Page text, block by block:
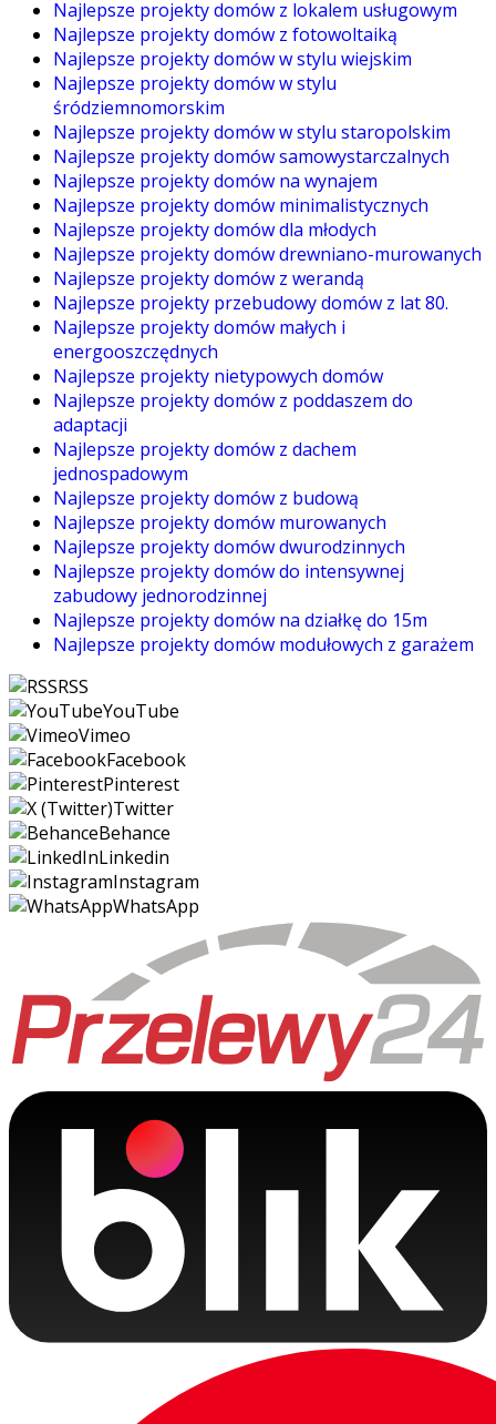
Najlepsze projekty domów z lokalem usługowym
Najlepsze projekty domów z fotowoltaiką
Najlepsze projekty domów w stylu wiejskim
Najlepsze projekty domów w stylu
śródziemnomorskim
Najlepsze projekty domów w stylu staropolskim
Najlepsze projekty domów samowystarczalnych
Najlepsze projekty domów na wynajem
Najlepsze projekty domów minimalistycznych
Najlepsze projekty domów dla młodych
Najlepsze projekty domów drewniano-murowanych
Najlepsze projekty domów z werandą
Najlepsze projekty przebudowy domów z lat 80.
Najlepsze projekty domów małych i
energooszczędnych
Najlepsze projekty nietypowych domów
Najlepsze projekty domów z poddaszem do
adaptacji
Najlepsze projekty domów z dachem
jednospadowym
Najlepsze projekty domów z budową
Najlepsze projekty domów murowanych
Najlepsze projekty domów dwurodzinnych
Najlepsze projekty domów do intensywnej
zabudowy jednorodzinnej
Najlepsze projekty domów na działkę do 15m
Najlepsze projekty domów modułowych z garażem
RSS
YouTube
Vimeo
Facebook
Pinterest
Twitter
Behance
Linkedin
Instagram
WhatsApp